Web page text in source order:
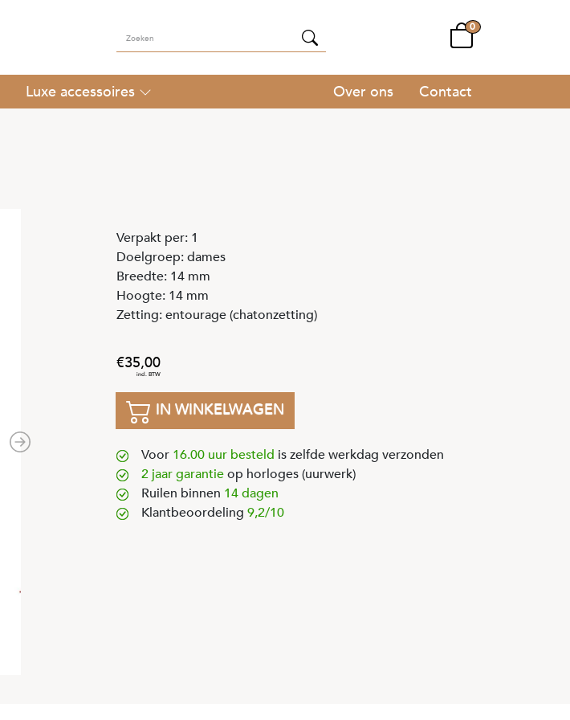
0
Luxe accessoires Over ons Contact
Next
Verpakt per: 1
Doelgroep: dames
Breedte: 14 mm
Hoogte: 14 mm
Zetting: entourage (chatonzetting)
35,00
IN WINKELWAGEN
Voor 16.00 uur besteld is zelfde werkdag verzonden
2 jaar garantieop horloges (uurwerk)
Ruilen binnen 14 dagen
Klantbeoordeling 9,2/10